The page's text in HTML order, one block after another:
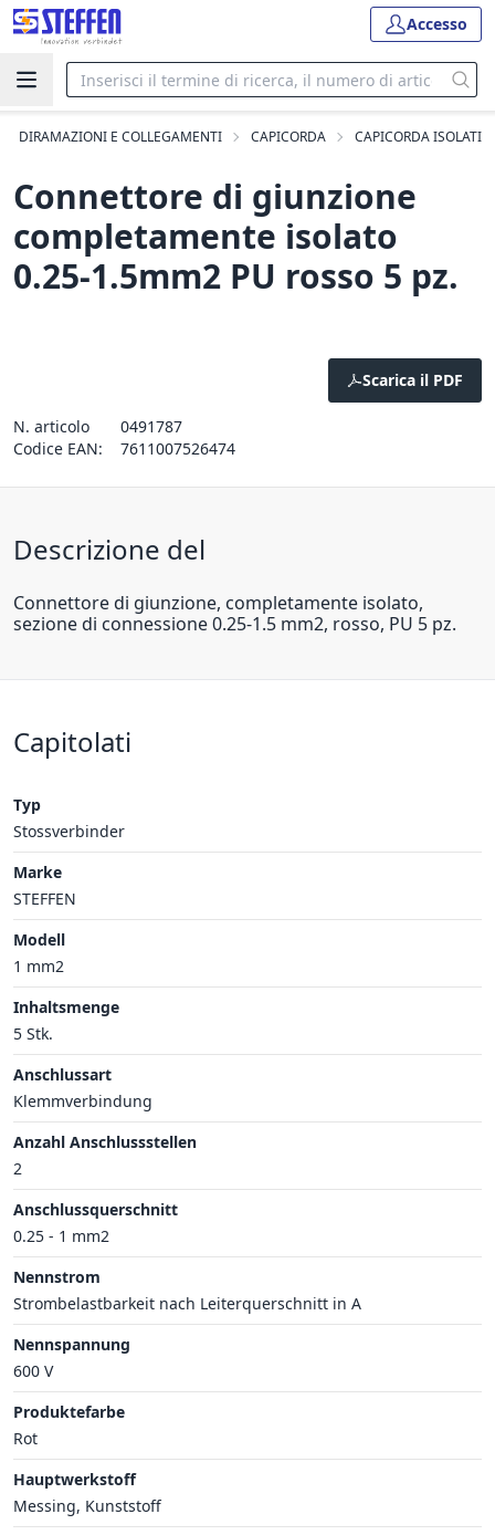
Accesso
DIRAMAZIONI E COLLEGAMENTI CAPICORDA CAPICORDA ISOLATI
Connettore di giunzione
completamente isolato
0.25-1.5mm2 PU rosso 5 pz.
Scarica il PDF
N. articolo
0491787
Codice EAN:
7611007526474
Descrizione del
Connettore di giunzione, completamente isolato,
sezione di connessione 0.25-1.5 mm2, rosso, PU 5 pz.
Capitolati
Typ
Stossverbinder
Marke
STEFFEN
Modell
1 mm2
Inhaltsmenge
5 Stk.
Anschlussart
Klemmverbindung
Anzahl Anschlussstellen
2
Anschlussquerschnitt
0.25 - 1 mm2
Nennstrom
Strombelastbarkeit nach Leiterquerschnitt in A
Nennspannung
600 V
Produktefarbe
Rot
Hauptwerkstoff
Messing, Kunststoff